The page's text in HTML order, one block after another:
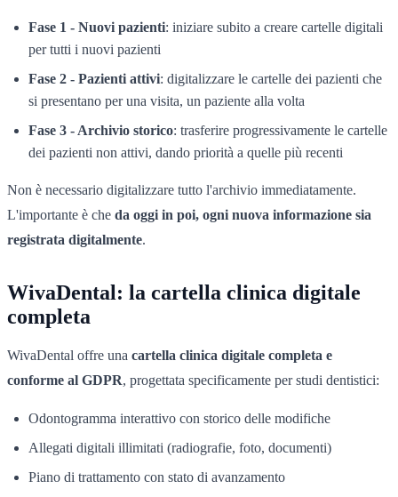
Fase 1 - Nuovi pazienti: iniziare subito a creare cartelle digitali
per tutti i nuovi pazienti
Fase 2 - Pazienti attivi: digitalizzare le cartelle dei pazienti che
si presentano per una visita, un paziente alla volta
Fase 3 - Archivio storico: trasferire progressivamente le cartelle
dei pazienti non attivi, dando priorità a quelle più recenti
Non è necessario digitalizzare tutto l'archivio immediatamente.
L'importante è che da oggi in poi, ogni nuova informazione sia
registrata digitalmente.
WivaDental: la cartella clinica digitale
completa
WivaDental offre una cartella clinica digitale completa e
conforme al GDPR, progettata specificamente per studi dentistici:
Odontogramma interattivo con storico delle modifiche
Allegati digitali illimitati (radiografie, foto, documenti)
Piano di trattamento con stato di avanzamento